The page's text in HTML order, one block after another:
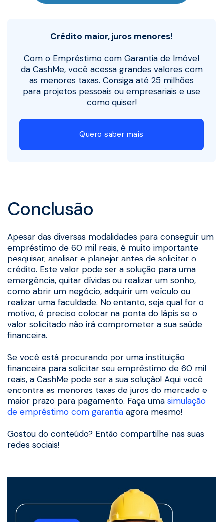
Crédito maior, juros menores!
Com o Empréstimo com Garantia de Imóvel
da CashMe, você acessa grandes valores com
as menores taxas. Consiga até 25 milhões
para projetos pessoais ou empresariais e use
como quiser!
Quero saber mais
Conclusão
Apesar das diversas modalidades para conseguir um
empréstimo de 60 mil reais, é muito importante
pesquisar, analisar e planejar antes de solicitar o
crédito. Este valor pode ser a solução para uma
emergência, quitar dívidas ou realizar um sonho,
como abrir um negócio, adquirir um veículo ou
realizar uma faculdade. No entanto, seja qual for o
motivo, é preciso colocar na ponta do lápis se o
valor solicitado não irá comprometer a sua saúde
financeira.
Se você está procurando por uma instituição
financeira para solicitar seu empréstimo de 60 mil
reais, a CashMe pode ser a sua solução! Aqui você
encontra as menores taxas de juros do mercado e
maior prazo para pagamento. Faça uma simulação
de empréstimo com garantia agora mesmo!
Gostou do conteúdo? Então compartilhe nas suas
redes sociais!